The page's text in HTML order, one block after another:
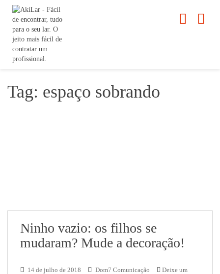
Tag: espaço sobrando
Ninho vazio: os filhos se
mudaram? Mude a decoração!
14 de julho de 2018 Dom7 Comunicação
Deixe um